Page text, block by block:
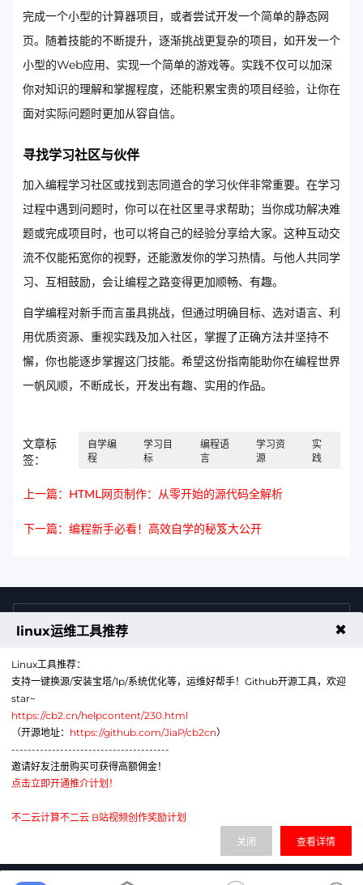
完成一个小型的计算器项目，或者尝试开发一个简单的静态网
页。随着技能的不断提升，逐渐挑战更复杂的项目，如开发一个
小型的Web应用、实现一个简单的游戏等。实践不仅可以加深
你对知识的理解和掌握程度，还能积累宝贵的项目经验，让你在
面对实际问题时更加从容自信。
寻找学习社区与伙伴
加入编程学习社区或找到志同道合的学习伙伴非常重要。在学习
过程中遇到问题时，你可以在社区里寻求帮助；当你成功解决难
题或完成项目时，也可以将自己的经验分享给大家。这种互动交
流不仅能拓宽你的视野，还能激发你的学习热情。与他人共同学
习、互相鼓励，会让编程之路变得更加顺畅、有趣。
自学编程对新手而言虽具挑战，但通过明确目标、选对语言、利
用优质资源、重视实践及加入社区，掌握了正确方法并坚持不
懈，你也能逐步掌握这门技能。希望这份指南能助你在编程世界
一帆风顺，不断成长，开发出有趣、实用的作品。
文章标
签：
自学编
程
学习目
标
编程语
言
学习资
源
实
践
上一篇：HTML网页制作：从零开始的源代码全解析
下一篇：编程新手必看！高效自学的秘笈大公开
售前咨询热线
公众号
网站备案号：辽ICP备2024043856号-6
电子营业执照：91210113MAE1G380XA
linux运维工具推荐 ✖
Linux工具推荐：
支持一键换源/安装宝塔/1p/系统优化等，运维好帮手！Github开源工具，欢迎
star~
https://cb2.cn/helpcontent/230.html
（开源地址： https://github.com/JiaP/cb2cn）
---------------------------------------
邀请好友注册购买可获得高额佣金！
点击立即开通推介计划！
不二云计算不二云 B站视频创作奖励计划
查看详情
关闭